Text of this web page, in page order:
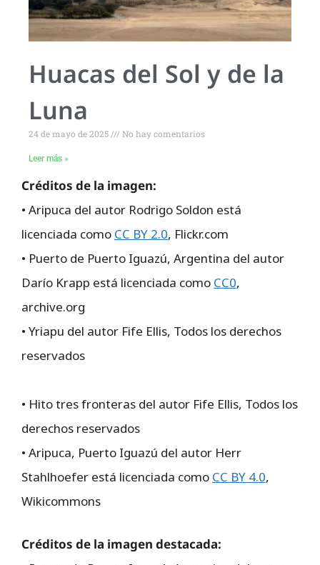
Huacas del Sol y de la
Luna
24 de mayo de 2025 No hay comentarios
Leer más »
Créditos de la imagen:
• Aripuca del autor Rodrigo Soldon está
licenciada como CC BY 2.0, Flickr.com
• Puerto de Puerto Iguazú, Argentina del autor
Darío Krapp está licenciada como CC0,
archive.org
• Yriapu del autor Fife Ellis, Todos los derechos
reservados
• Hito tres fronteras del autor Fife Ellis, Todos los
derechos reservados
• Aripuca, Puerto Iguazú del autor Herr
Stahlhoefer está licenciada como CC BY 4.0,
Wikicommons
Créditos de la imagen destacada: